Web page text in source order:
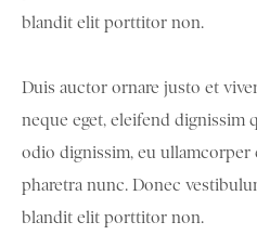
blandit elit porttitor non.
Duis auctor ornare justo et
neque eget, eleifend dignissim
odio dignissim, eu ullamcorper
pharetra nunc. Donec
blandit elit porttitor non.